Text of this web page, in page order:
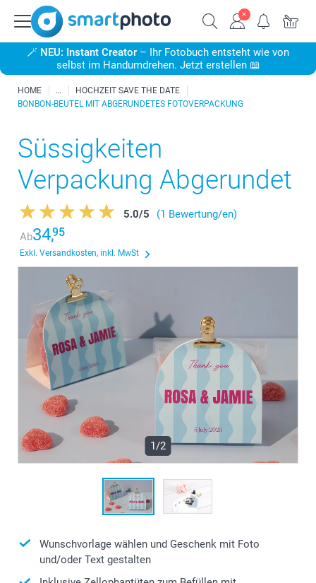
🪄 NEU: Instant Creator – Ihr Fotobuch entsteht wie von
selbst im Handumdrehen. Jetzt erstellen 📖
HOME
HOCHZEIT SAVE THE DATE
BONBON-BEUTEL MIT ABGERUNDETES FOTOVERPACKUNG
Süssigkeiten
Verpackung Abgerundet
5.0/5
(1 Bewertung/en)
Ab34,95
Exkl. Versandkosten, inkl. MwSt
1/2
Wunschvorlage wählen und Geschenk mit Foto
und/oder Text gestalten